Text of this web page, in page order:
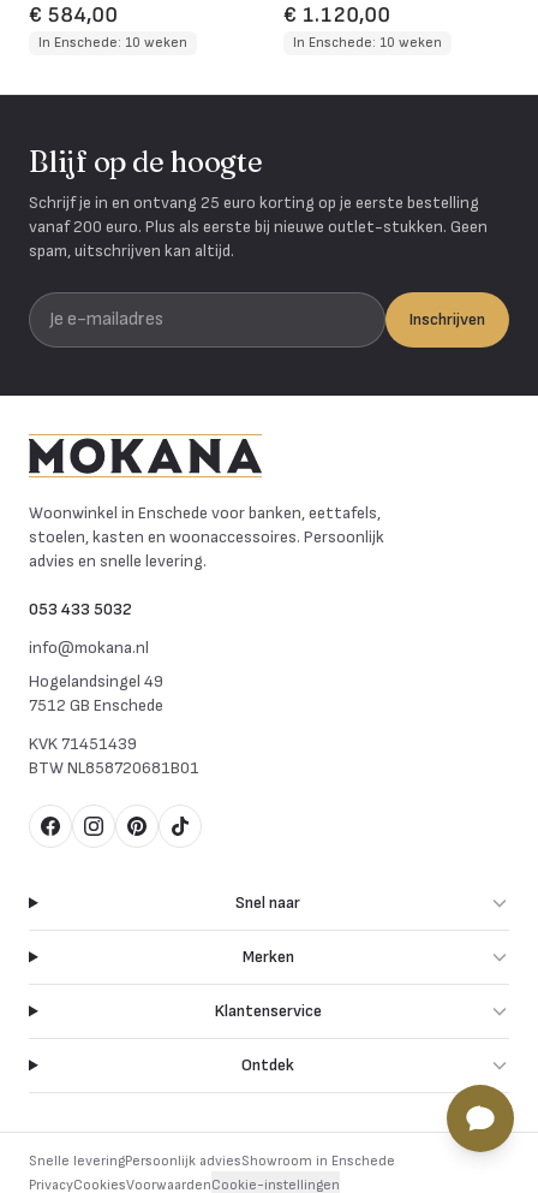
€ 584,00
In Enschede: 10 weken
€ 1.120,00
In Enschede: 10 weken
Blijf op de hoogte
Schrijf je in en ontvang 25 euro korting op je eerste bestelling
vanaf 200 euro. Plus als eerste bij nieuwe outlet-stukken. Geen
spam, uitschrijven kan altijd.
Je e-mailadres
Inschrijven
Woonwinkel in Enschede voor banken, eettafels,
stoelen, kasten en woonaccessoires. Persoonlijk
advies en snelle levering.
053 433 5032
info@mokana.nl
Hogelandsingel 49
7512 GB Enschede
KVK71451439
BTWNL858720681B01
FacebookInstagram
Pinterest
TikTok
Snel naar
Merken
Klantenservice
Ontdek
Snelle leveringPersoonlijk adviesShowroom in Enschede
PrivacyCookiesVoorwaardenCookie-instellingen